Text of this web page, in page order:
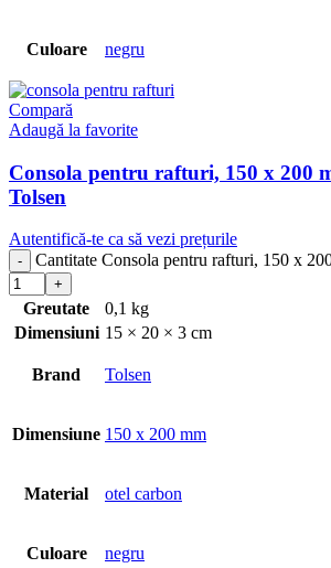
Culoare negru
Compară
Adaugă la favorite
Consola pentru rafturi, 150 x 200
Tolsen
Autentifică-te ca să vezi prețurile
Cantitate Consola pentru rafturi, 150 x
Greutate
0,1 kg
Dimensiuni 15 × 20 × 3 cm
Brand Tolsen
Dimensiune 150 x 200 mm
Material otel carbon
Culoare negru